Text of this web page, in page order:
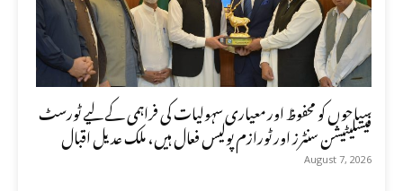
سیاحوں کو محفوظ اور معیاری سہولیات کی فراہمی کے لیے ٹورسٹ
فیسلیٹیشن سنٹرز اور ٹورازم پولیس فعال ہیں، ملک عدیل اقبال
August 7, 2026